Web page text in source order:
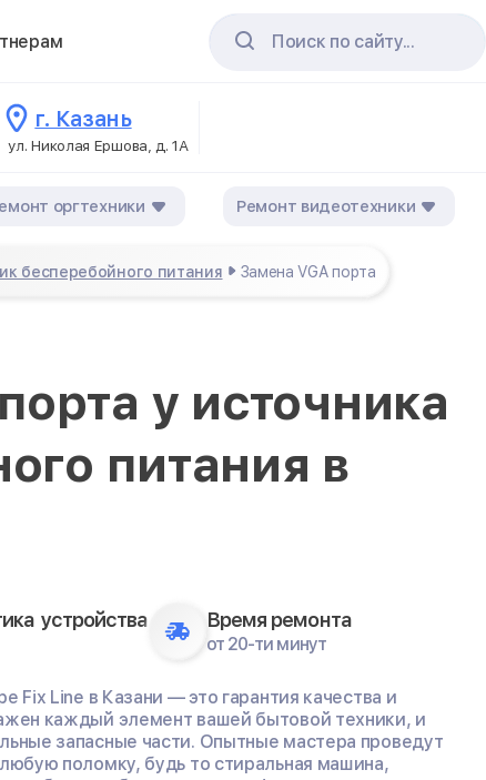
Поиск по сайту...
г. Казань
ул. Николая Ершова, д. 1А
оргтехники Ремонт видеотехники
бесперебойного питания Замена VGA порта
у источника
питания в
устройства Время ремонта
от 20-ти минут
Fix Line в Казани — это гарантия качества и
каждый элемент вашей бытовой техники, и
запасные части. Опытные мастера проведут
поломку, будь то стиральная машина,